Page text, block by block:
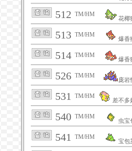
512 TM/HM
花椰
513 TM/HM
爆香
514 TM/HM
爆香
526 TM/HM
庞岩
531 TM/HM
差不多
540 TM/HM
虫宝
541 TM/HM
宝包